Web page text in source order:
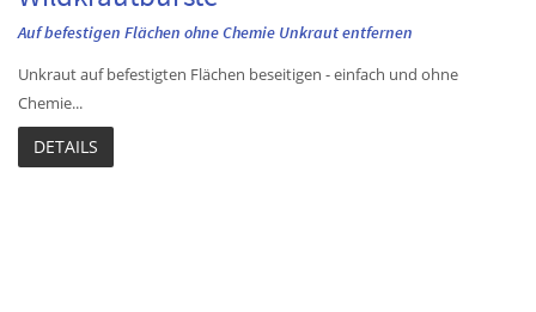
Auf befestigen Flächen ohne Chemie Unkraut entfernen
Unkraut auf befestigten Flächen beseitigen - einfach und ohne
Chemie...
DETAILS